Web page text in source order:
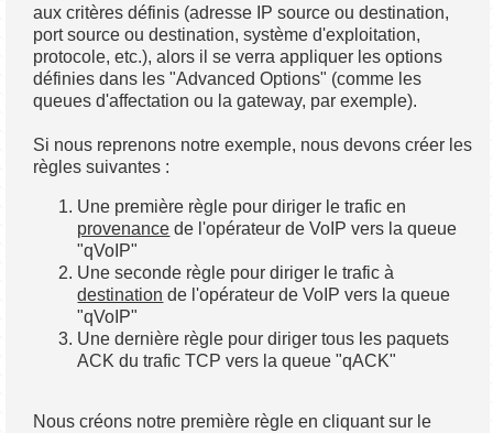
aux critères définis (adresse IP source ou destination,
port source ou destination, système d'exploitation,
protocole, etc.), alors il se verra appliquer les options
définies dans les "Advanced Options" (comme les
queues d'affectation ou la gateway, par exemple).
Si nous reprenons notre exemple, nous devons créer les
règles suivantes :
Une première règle pour diriger le trafic en
provenance de l'opérateur de VoIP vers la queue
"qVoIP"
Une seconde règle pour diriger le trafic à
destination de l'opérateur de VoIP vers la queue
"qVoIP"
Une dernière règle pour diriger tous les paquets
ACK du trafic TCP vers la queue "qACK"
Nous créons notre première règle en cliquant sur le